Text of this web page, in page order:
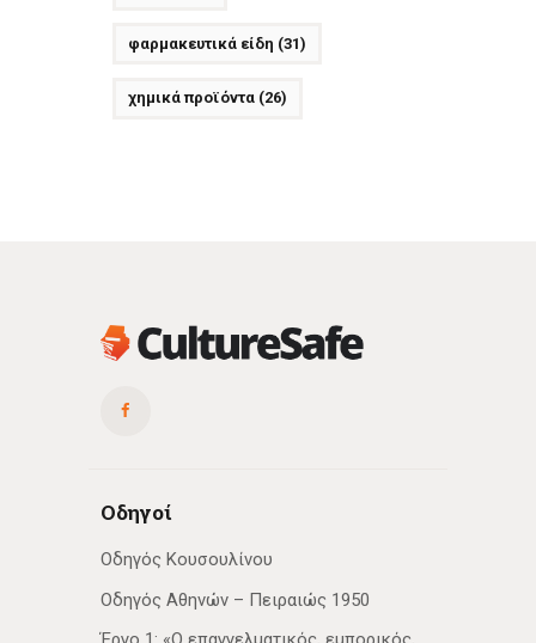
φαρμακευτικά είδη (31)
χημικά προϊόντα(26)
Οδηγοί
Οδηγός Κουσουλίνου
Οδηγός Αθηνών – Πειραιώς 1950